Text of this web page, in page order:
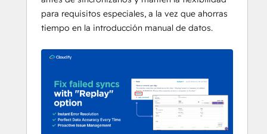
para requisitos especiales, a la vez que ahorras
tiempo en la introducción manual de datos.